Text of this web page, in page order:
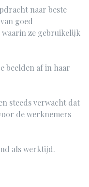
naar beste
goed
ze gebruikelijk
beelden af in haar
steeds verwacht dat
de werknemers
als werktijd.